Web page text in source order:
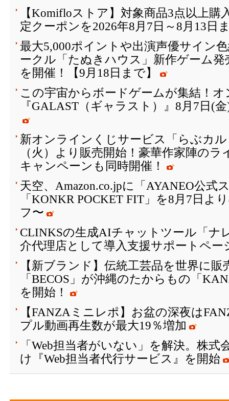
【Komifloストア】対象商品3点以上購
定クーポンを2026年8月7日～8月13日
最大5,000ポイントや出演声優サイン
ークル「たぬきハウス」新作ゲーム
を開催！【9月18日まで】
この宇宙からボードゲームが集結！
『GALAST（ギャラスト）』8月7日(
新オンラインくじサービス「らぶカ
（火）より販売開始！豪華作家陣の
キャンペーンも同時開催！
天空、Amazon.co.jpに「AYANEO公式
「KONKR POCKET FIT」を8月7日よ
フ〜
CLINKSの生成AIチャットツール「ナ
介代理店として導入支援サポートペー
【新ブランド】伝統工芸品を世界に販
「BECOS」が沖縄のたからもの「
を開始！
【FANZAミニレポ】お盆の深夜は
プル動画再生数が最大19％増加
「Web担当者がいない」を解決。株式
け『Web担当者代行サービス』を開始